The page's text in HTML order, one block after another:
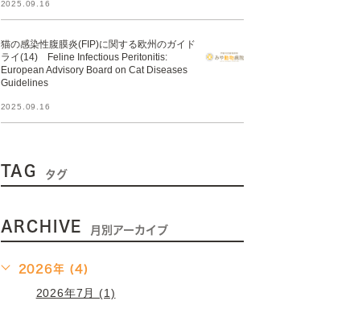
2025.09.16
猫の感染性腹膜炎(FIP)に関する欧州のガイド
ライ(14) Feline Infectious Peritonitis:
European Advisory Board on Cat Diseases
Guidelines
2025.09.16
TAG タグ
ARCHIVE 月別アーカイブ
2026年 (4)
2026年7月 (1)